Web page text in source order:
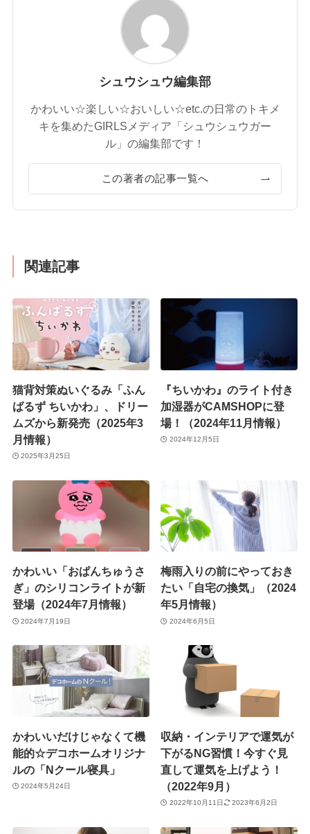
シュウシュウ編集部
かわいい☆楽しい☆おいしい☆etc.の日常のトキメ
キを集めたGIRLSメディア「シュウシュウガー
ル」の編集部です！
この著者の記事一覧へ
関連記事
猫背対策ぬいぐるみ「ふん
ばるず ちいかわ」、ドリー
ムズから新発売（2025年3
月情報）
2025年3月25日
『ちいかわ』のライト付き
加湿器がCAMSHOPに登
場！（2024年11月情報）
2024年12月5日
かわいい「おぱんちゅうさ
ぎ」のシリコンライトが新
登場（2024年7月情報）
2024年7月19日
梅雨入りの前にやっておき
たい「自宅の換気」（2024
年5月情報）
2024年6月5日
かわいいだけじゃなくて機
能的☆デコホームオリジナ
ルの「Nクール寝具」
2024年5月24日
収納・インテリアで運気が
下がるNG習慣！今すぐ見
直して運気を上げよう！
（2022年9月）
2022年10月11日 2023年6月2日